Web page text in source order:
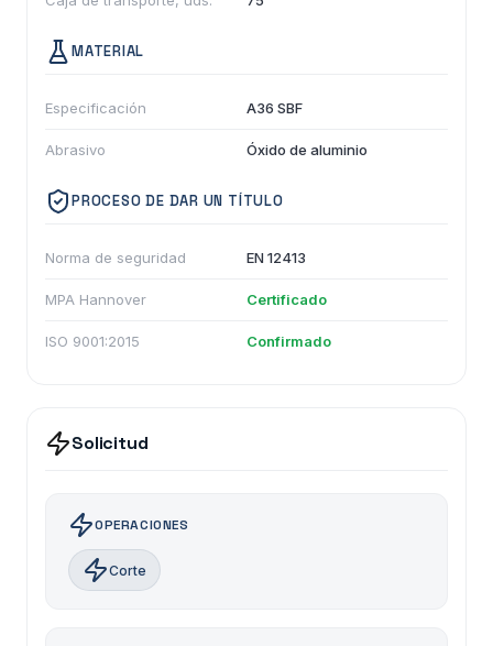
MATERIAL
Especificación A36 SBF
Abrasivo Óxido de aluminio
PROCESO DE DAR UN TÍTULO
Norma de seguridad EN 12413
MPA Hannover Certificado
ISO 9001:2015 Confirmado
Solicitud
OPERACIONES
Corte